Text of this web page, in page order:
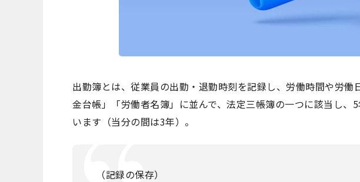
出勤簿とは、従業員の出勤・退勤時刻を記録し、労働時間や労働
金台帳」「労働者名簿」に並んで、法定三帳簿の一つに該当し、
います（当分の間は3年）。
（記録の保存）